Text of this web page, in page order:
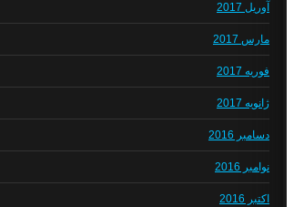
آوریل 2017
مارس 2017
فوریه 2017
ژانویه 2017
دسامبر 2016
نوامبر 2016
اکتبر 2016